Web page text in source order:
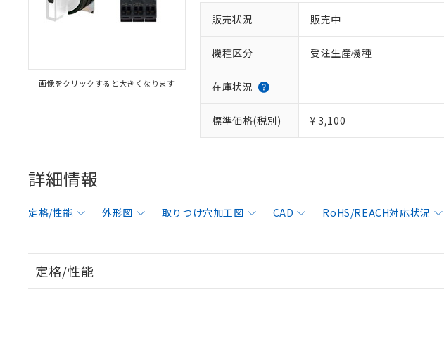
画像をクリックすると大きくなります
販売状況 販売中
機種区分 受注生産機種
在庫状況
標準価格(税別) ¥ 3,100
詳細情報
定格/性能 外形図 取りつけ穴加工図 CAD RoHS/REACH対応状況
定格/性能